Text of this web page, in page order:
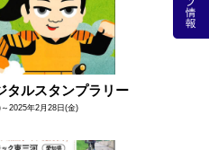
タルスタンプラリー
2025年2月28日(金)